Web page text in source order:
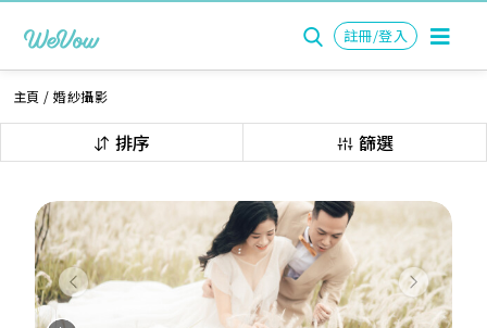
註冊/登入
主頁 /婚紗攝影
排序 篩選
Previous Next